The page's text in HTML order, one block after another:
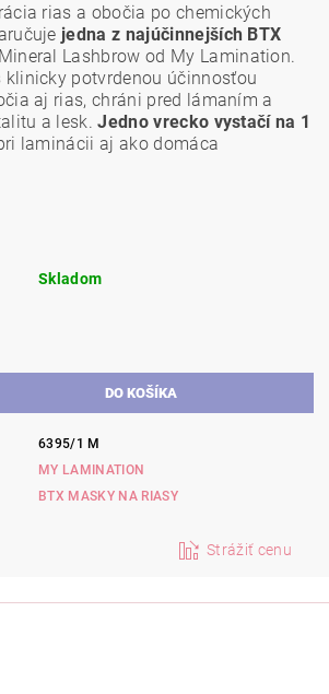
rias a obočia po chemických
jedna z najúčinnejších BTX
Lashbrow od My Lamination.
klinicky potvrdenou účinnosťou
aj rias, chráni pred lámaním a
a lesk.Jedno vrecko vystačí na 1
laminácii aj ako domáca
Skladom
6395/1 M
MY LAMINATION
BTX MASKY NA RIASY
Strážiť cenu